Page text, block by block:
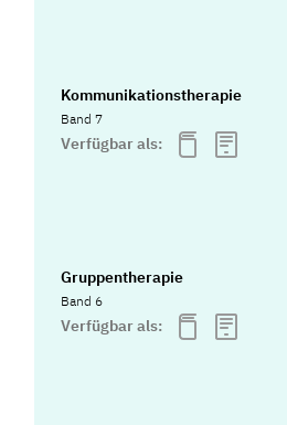
Kommunikationstherapie
Band 7
Verfügbar als:
Gruppentherapie
Band 6
Verfügbar als: